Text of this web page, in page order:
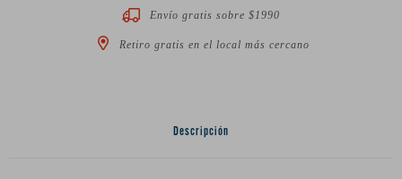
Envío gratis sobre $1990
Retiro gratis en el local más cercano
Descripción